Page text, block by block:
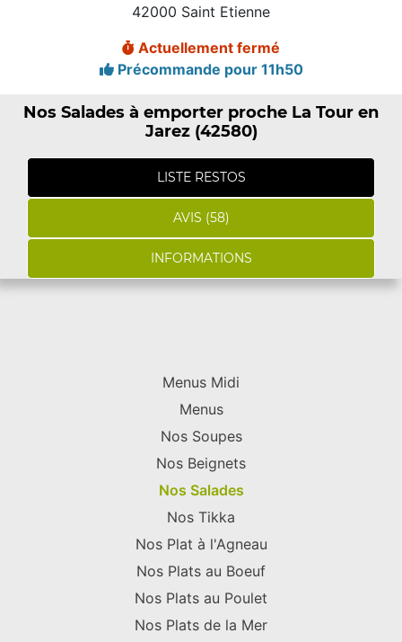
42000 Saint Etienne
Actuellement fermé
Précommande pour 11h50
Nos Salades à emporter proche La Tour en
Jarez (42580)
LISTE RESTOS
AVIS (58)
INFORMATIONS
Menus Midi
Menus
Nos Soupes
Nos Beignets
Nos Salades
Nos Tikka
Nos Plat à l'Agneau
Nos Plats au Boeuf
Nos Plats au Poulet
Nos Plats de la Mer